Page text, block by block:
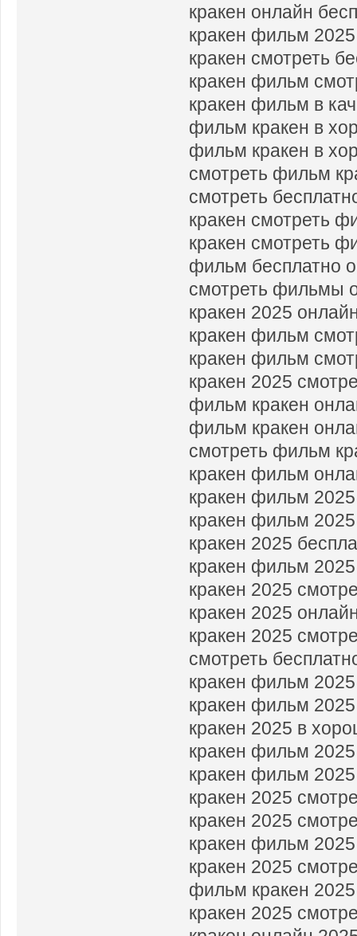
кракен онлайн
кракен фильм
кракен смотреть
кракен фильм
кракен фильм в
фильм кракен в
фильм кракен в
смотреть фильм
смотреть
кракен смотреть
кракен смотреть
фильм бесплатно
смотреть фильмы
кракен 2025
кракен фильм
кракен фильм
кракен 2025
фильм кракен
фильм кракен
смотреть фильм
кракен фильм
кракен фильм
кракен фильм
кракен 2025
кракен фильм
кракен 2025
кракен 2025
кракен 2025
смотреть
кракен фильм
кракен фильм
кракен 2025 в
кракен фильм
кракен фильм
кракен 2025
кракен 2025
кракен фильм
кракен 2025
фильм кракен
кракен 2025